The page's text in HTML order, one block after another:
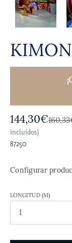
144,30€
incluídos)
87250
Configurar
LONGITUD (M)